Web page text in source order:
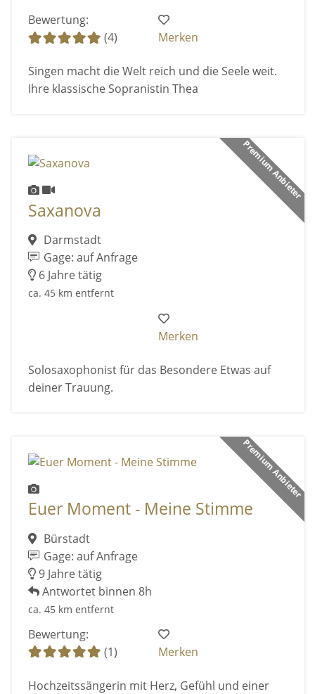
Bewertung:
(4)
Merken
Singen macht die Welt reich und die Seele weit.
Ihre klassische Sopranistin Thea
Premium Anbieter
Saxanova
Darmstadt
Gage: auf Anfrage
6 Jahre tätig
ca. 45 km entfernt
Merken
Solosaxophonist für das Besondere Etwas auf
deiner Trauung.
Premium Anbieter
Euer Moment - Meine Stimme
Bürstadt
Gage: auf Anfrage
9 Jahre tätig
Antwortet binnen 8h
ca. 45 km entfernt
Bewertung:
(1)
Merken
Hochzeitssängerin mit Herz, Gefühl und einer